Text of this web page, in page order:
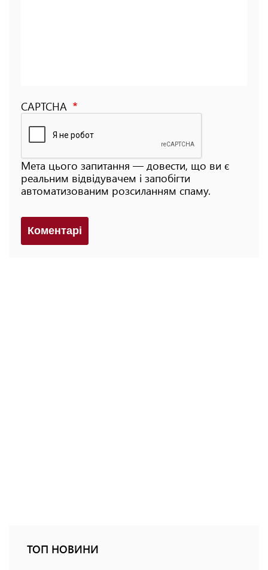
CAPTCHA
Мета цього запитання — довести, що ви є
реальним відвідувачем і запобігти
автоматизованим розсиланням спаму.
Коментарi
ТОП НОВИНИ